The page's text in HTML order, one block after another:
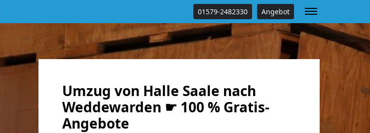
01579-2482330 Angebot
Umzug von Halle Saale nach
Weddewarden ☛ 100 % Gratis-
Angebote